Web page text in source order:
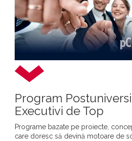
Program
Executivi de Top
Programe bazate pe proiecte,
care doresc să devină motoare de